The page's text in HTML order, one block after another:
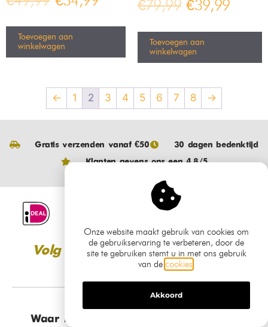
100cm – 3
hanglampen –
Railsysteem –
Zwart
239,99 €139,99
200cm – 5 spots –
Railsysteem –
Zwart
Toevoegen aan
winkelwagen
Bamled Cube
Onze website maakt gebruik van cookies om
de gebruikservaring te verbeteren, door de
site te gebruiken stemt u in met ons gebruik
van de cookies
Akkoord